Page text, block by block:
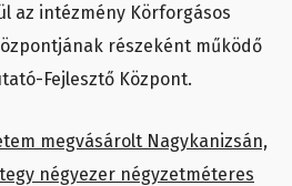
az intézmény Körforgásos
részeként működő
Fejlesztő Központ.
megvásárolt Nagykanizsán,
négyezer négyzetméteres